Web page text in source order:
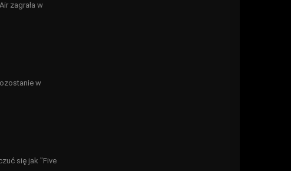
zagrała w
w
się jak "Five